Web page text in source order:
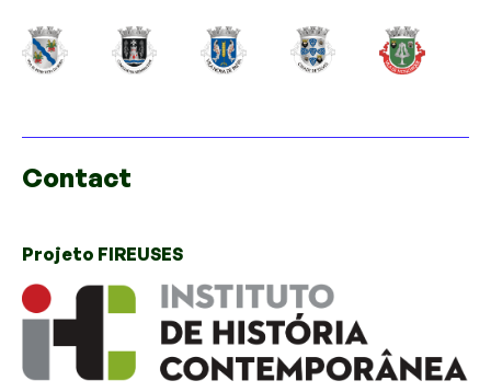
Contact
Projeto FIREUSES